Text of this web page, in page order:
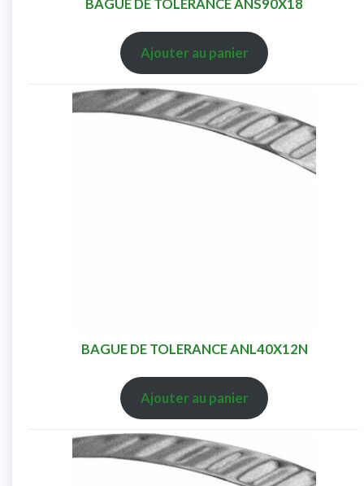
BAGUE DE TOLERANCE ANS90X18
Ajouter au panier
BAGUE DE TOLERANCE ANL40X12N
Ajouter au panier